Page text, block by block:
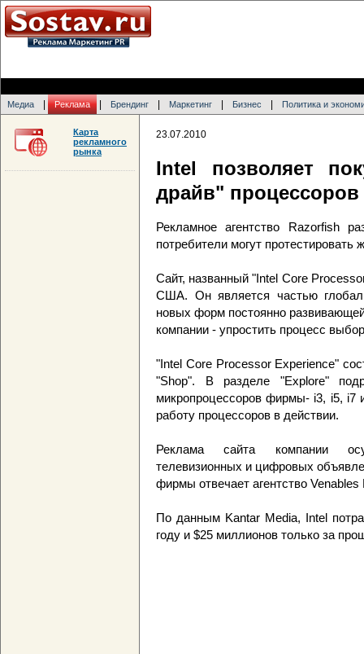
Медиа Реклама Брендинг Маркетинг Бизнес Политика и
23.07.2010
Intel позволяет
драйв" процессоров
Рекламное агентство Razorfish
потребители могут протестировать
Сайт, названный "Intel Core
США. Он является частью
новых форм постоянно
компании - упростить процесс
"Intel Core Processor Experience"
"Shop". В разделе "Explore"
микропроцессоров фирмы- i3, i5, i7
работу процессоров в действии.
Реклама сайта компании
телевизионных и цифровых
фирмы отвечает агентство Venables
По данным Kantar Media, Intel
году и $25 миллионов только за
Карта
рекламного
рынка